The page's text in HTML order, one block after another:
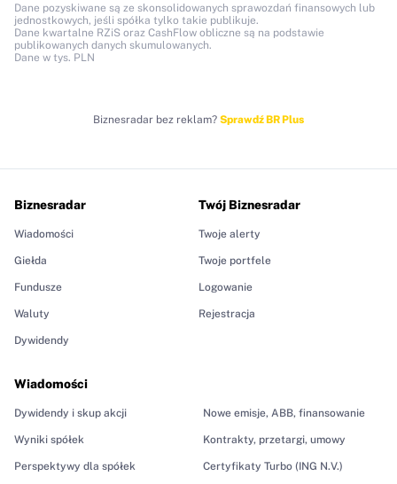
Dane pozyskiwane są ze skonsolidowanych sprawozdań finansowych lub
jednostkowych, jeśli spółka tylko takie publikuje.
Dane kwartalne RZiS oraz CashFlow obliczne są na podstawie
publikowanych danych skumulowanych.
Dane w tys. PLN
Biznesradar bez reklam? Sprawdź BR Plus
Biznesradar
Wiadomości
Giełda
Fundusze
Waluty
Dywidendy
Wiadomości
Dywidendy i skup akcji
Wyniki spółek
Perspektywy dla spółek
Nowe emisje, ABB, finansowanie
Kontrakty, przetargi, umowy
Certyfikaty Turbo (ING N.V.)
Twój Biznesradar
Twoje alerty
Twoje portfele
Logowanie
Rejestracja